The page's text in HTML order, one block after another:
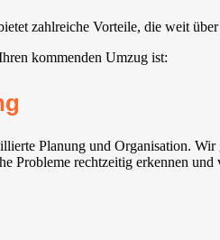
zahlreiche Vorteile, die weit
kommenden Umzug ist:
Planung und Organisation.
Probleme rechtzeitig erkennen und